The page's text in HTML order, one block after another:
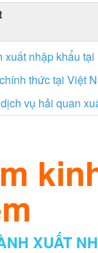
nhập khẩu tại
thức tại Việt
vụ hải quan
XUẤT